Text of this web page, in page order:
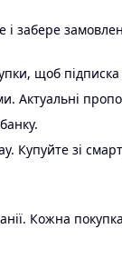
і забере
щоб
Купуйте зі
Кожна